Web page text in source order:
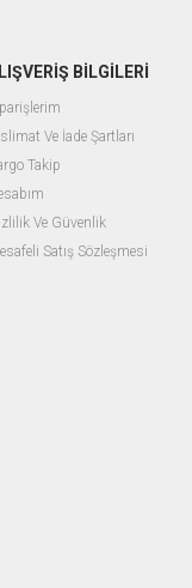
BİLGİLERİ
Ve İade Şartları
Takip
Ve Güvenlik
Satış Sözleşmesi